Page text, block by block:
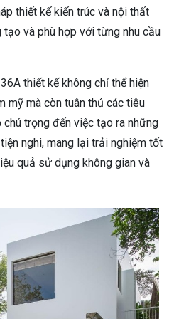
thiết kế kiến trúc và nội thất
và phù hợp với từng nhu cầu
thiết kế không chỉ thể hiện
mỹ mà còn tuân thủ các tiêu
trọng đến việc tạo ra những
nghi, mang lại trải nghiệm tốt
quả sử dụng không gian và